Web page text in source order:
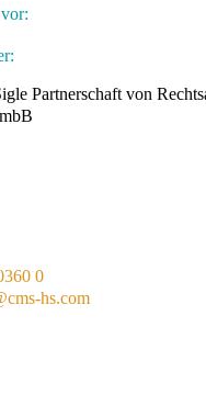
Partnerschaft von
0
hs.com